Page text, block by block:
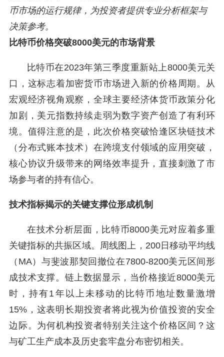
币市场的运行规律，为投资者提供专业分析框架与
决策参考。
比特币价格突破8000美元的市场背景
比特币在2023年第三季度重新站上8000美元关
口，这标志着加密货币市场进入新的价格周期。从
宏观经济视角观察，全球主要经济体货币政策分化
加剧，美元指数持续走弱为数字资产创造了有利环
境。值得注意的是，此次价格突破恰逢区块链技术
（分布式账本技术）在跨境支付领域的应用突破，
核心协议升级带来的网络效率提升，直接刺激了市
场参与者的持有信心。
技术指标揭示的关键支撑位形成机制
在技术分析层面，比特币8000美元对应着多重
关键指标的共振区域。周线图上，200日移动平均线
（MA）与斐波那契回撤位在7800-8200美元区间形
成技术支撑。链上数据显示，当价格接近8000美元
时，持有1年以上未移动的比特币地址数量激增
15%，这表明长期投资者将此视为价值投资的安全
边际。为何机构投资者特别关注这个价格区间？这
与矿工生产成本及历史套牢盘分布密切相关。